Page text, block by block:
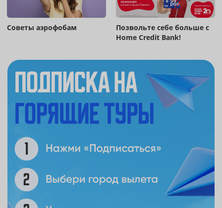
Советы аэрофобам
Позвольте себе больше с
Home Credit Bank!